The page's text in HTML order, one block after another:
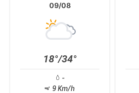
09/08
18°/34°
-
9 Km/h